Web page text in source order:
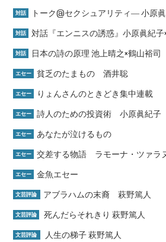
対話 トーク@セクシュアリティ― 小原
対話 対話『エンニスの誘惑』小原眞紀子
対話 日本の詩の原理 池上晴之×鶴山裕司
エセー 貧乏のたまもの 酒井聡
エセー りょんさんのときどき集中連載
エセー 詩人のための投資術 小原眞紀子
エセー あなたが泣けるもの
エセー 交差する物語 ラモーナ・ツァラ
エセー 金魚エセー
文芸評論 アブラハムの末裔 萩野篤人
文芸評論 死んだらそれきり 萩野篤人
文芸評論 人生の梯子 萩野篤人